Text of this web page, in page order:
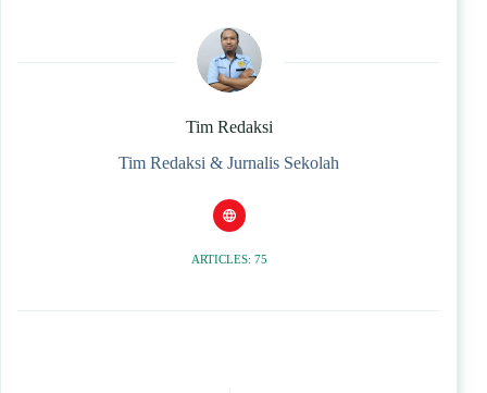
Tim Redaksi
Tim Redaksi & Jurnalis Sekolah
ARTICLES: 75